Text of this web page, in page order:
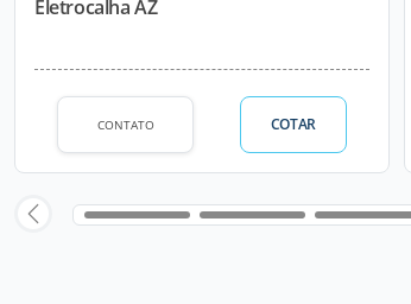
Eletrocalha AZ
CONTATO COTAR